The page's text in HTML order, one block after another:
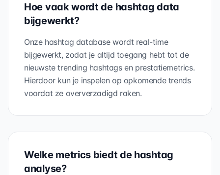
Hoe vaak wordt de hashtag data
bijgewerkt?
Onze hashtag database wordt real-time
bijgewerkt, zodat je altijd toegang hebt tot de
nieuwste trending hashtags en prestatiemetrics.
Hierdoor kun je inspelen op opkomende trends
voordat ze oververzadigd raken.
Welke metrics biedt de hashtag
analyse?